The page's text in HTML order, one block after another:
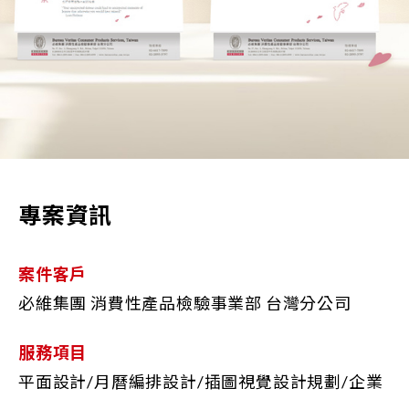
專案資訊
案件客戶
必維集團 消費性產品檢驗事業部 台灣分公司
服務項目
平面設計/月曆編排設計/插圖視覺設計規劃/企業